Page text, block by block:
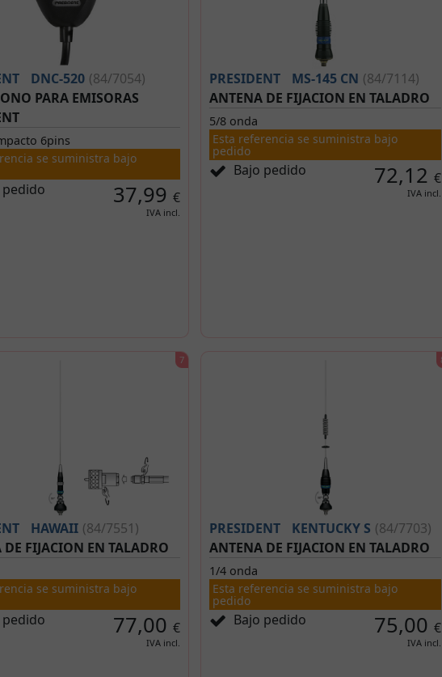
DNC-520 (84/7054)
PARA EMISORAS
6pins
se suministra bajo
pedido 37,99€
IVA incl.
PRESIDENT MS-145 CN (84/7114)
ANTENA DE FIJACION EN TALADRO
5/8 onda
Esta referencia se suministra bajo
pedido
Bajo pedido 72,12 €
IVA incl.
HAWAII (84/7551)
FIJACION EN TALADRO
se suministra bajo
pedido 77,00€
IVA incl.
PRESIDENT KENTUCKY S (84/7703)
ANTENA DE FIJACION EN TALADRO
1/4 onda
Esta referencia se suministra bajo
pedido
Bajo pedido 75,00 €
IVA incl.